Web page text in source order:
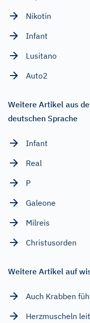
Nikotin
Infant
Lusitano
Auto2
Weitere Artikel aus
deutschen Sprache
Infant
Real
P
Galeone
Milreis
Christusorden
Weitere Artikel auf
Auch Krabben
Herzmuscheln